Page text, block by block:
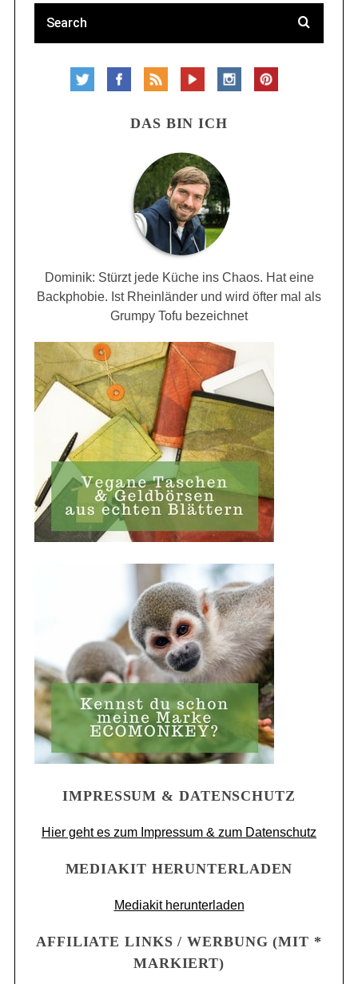
DAS BIN ICH
Dominik: Stürzt jede Küche ins Chaos. Hat eine
Backphobie. Ist Rheinländer und wird öfter mal als
Grumpy Tofu bezeichnet
IMPRESSUM & DATENSCHUTZ
Hier geht es zum Impressum & zum Datenschutz
MEDIAKIT HERUNTERLADEN
Mediakit herunterladen
AFFILIATE LINKS / WERBUNG (MIT *
MARKIERT)